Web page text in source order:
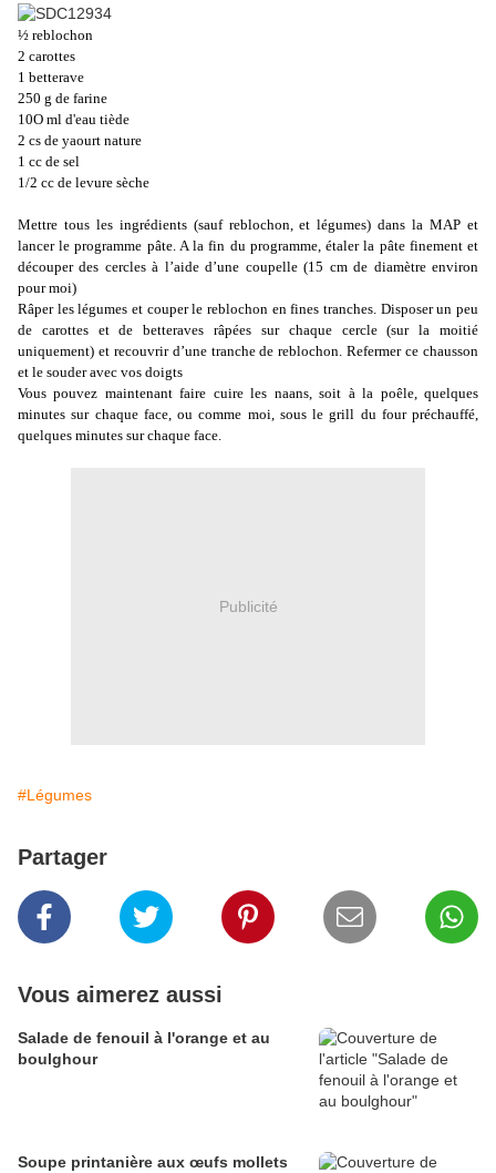
½ reblochon
2 carottes
1 betterave
250 g de farine
10O ml d'eau tiède
2 cs de yaourt nature
1 cc de sel
1/2 cc de levure sèche
Mettre tous les ingrédients (sauf reblochon, et légumes) dans la MAP et
lancer le programme pâte. A la fin du programme, étaler la pâte finement et
découper des cercles à l’aide d’une coupelle (15 cm de diamètre environ
pour moi)
Râper les légumes et couper le reblochon en fines tranches. Disposer un peu
de carottes et de betteraves râpées sur chaque cercle (sur la moitié
uniquement) et recouvrir d’une tranche de reblochon. Refermer ce chausson
et le souder avec vos doigts
Vous pouvez maintenant faire cuire les naans, soit à la poêle, quelques
minutes sur chaque face, ou comme moi, sous le grill du four préchauffé,
quelques minutes sur chaque face.
Publicité
#Légumes
Partager
Vous aimerez aussi
Salade de fenouil à l'orange et au
boulghour
Soupe printanière aux œufs mollets